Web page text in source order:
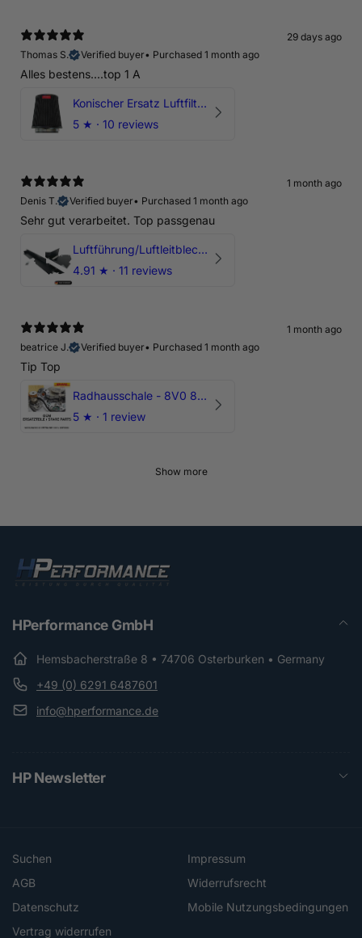
29 days ago
Thomas S.
Verified buyer• Purchased 1 month ago
Alles bestens....top 1 A
Konischer Ersatz Luftfilter Pilz - 4" & 5" Offene Ansaugung
5 ★ · 10 reviews
1 month ago
Denis T.
Verified buyer• Purchased 1 month ago
Sehr gut verarbeitet. Top passgenau
Luftführung/Luftleitblech 5" 125mm offene Ansaugung HPerformance
4.91 ★ · 11 reviews
1 month ago
beatrice J.
Verified buyer• Purchased 1 month ago
Tip Top
Radhausschale - 8V0 821 191 C - Original Ersatzteil für Audi RS3 Sportback
5 ★ · 1 review
Show more
HPerformance GmbH
Hemsbacherstraße 8 • 74706 Osterburken • Germany
+49 (0) 6291 6487601
info@hperformance.de
HP Newsletter
Suchen
Impressum
AGB
Widerrufsrecht
Datenschutz
Mobile Nutzungsbedingungen
Vertrag widerrufen